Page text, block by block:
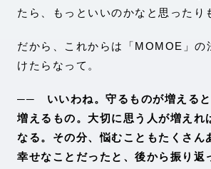
たら、もっといいのかなと思ったり
だから、これからは「MOMOE」の
けたらなって。
── いいわね。守るものが増えると
増えるもの。大切に思う人が増えれ
なる。その分、悩むこともたくさん
幸せなことだったと、後から振り返